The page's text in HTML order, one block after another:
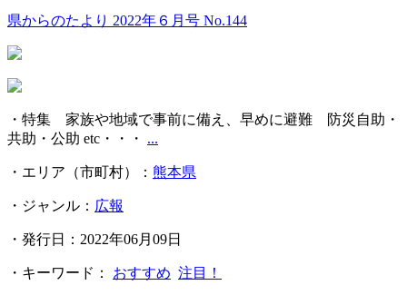
県からのたより 2022年６月号 No.144
・特集 家族や地域で事前に備え、早めに避難 防災自助・
共助・公助 etc・・・ ...
・エリア（市町村）： 熊本県
・ジャンル： 広報
・発行日：2022年06月09日
・キーワード： おすすめ 注目！